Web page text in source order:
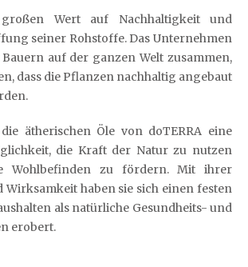
Wert auf Nachhaltigkeit und
seiner Rohstoffe. Das Unternehmen
auf der ganzen Welt zusammen,
dass die Pflanzen nachhaltig angebaut
ätherischen Öle von doTERRA eine
die Kraft der Natur zu nutzen
Wohlbefinden zu fördern. Mit ihrer
Wirksamkeit haben sie sich einen festen
als natürliche Gesundheits- und
erobert.